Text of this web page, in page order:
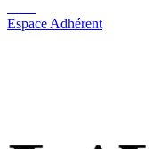
Espace Adhérent